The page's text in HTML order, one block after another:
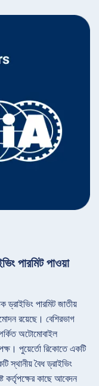
পারমিট পাওয়া
পারমিট জাতীয়
রয়েছে। বেশিরভাগ
অটোমোবাইল
পুয়ের্তো রিকোতে একটি
স্থানীয় বৈধ ড্রাইভিং
কর্তৃপক্ষের কাছে আবেদন